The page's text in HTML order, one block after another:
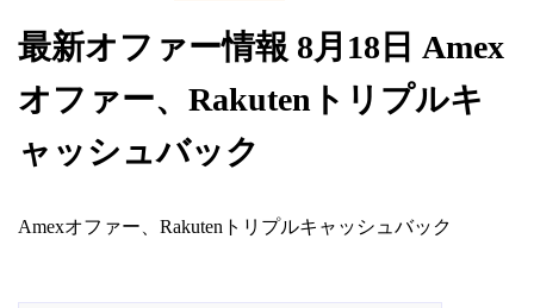
最新オファー情報 8月18日 Amex
オファー、Rakutenトリプルキ
ャッシュバック
Amexオファー、Rakutenトリプルキャッシュバック